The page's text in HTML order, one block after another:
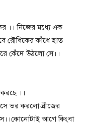
।। নিজের মধ্যে এক
রৌধিকের কাঁধে হাত
কেঁদে উঠলো সে।।
।।
ভর করলো ব্রীজের
আগে কিংবা